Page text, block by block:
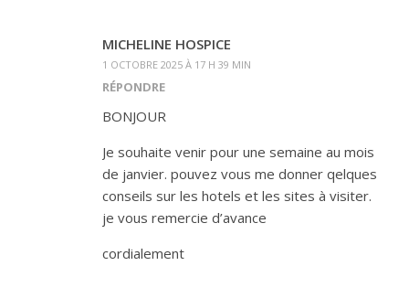
MICHELINE HOSPICE
1 OCTOBRE 2025 À 17 H 39 MIN
RÉPONDRE
BONJOUR
Je souhaite venir pour une semaine au mois
de janvier. pouvez vous me donner qelques
conseils sur les hotels et les sites à visiter.
je vous remercie d’avance
cordialement